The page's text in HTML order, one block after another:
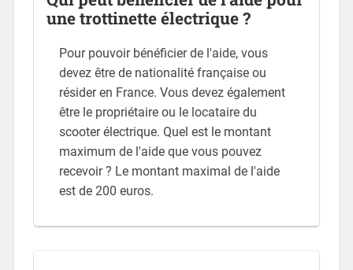
une trottinette électrique ?
Pour pouvoir bénéficier de l'aide, vous
devez être de nationalité française ou
résider en France. Vous devez également
être le propriétaire ou le locataire du
scooter électrique. Quel est le montant
maximum de l'aide que vous pouvez
recevoir ? Le montant maximal de l'aide
est de 200 euros.